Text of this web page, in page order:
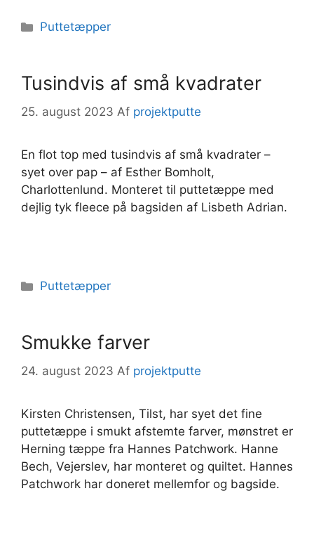
Kategorier
Puttetæpper
Tusindvis af små kvadrater
25. august 2023 Af projektputte
En flot top med tusindvis af små kvadrater –
syet over pap – af Esther Bomholt,
Charlottenlund. Monteret til puttetæppe med
dejlig tyk fleece på bagsiden af Lisbeth Adrian.
Kategorier
Puttetæpper
Smukke farver
24. august 2023 Af projektputte
Kirsten Christensen, Tilst, har syet det fine
puttetæppe i smukt afstemte farver, mønstret er
Herning tæppe fra Hannes Patchwork. Hanne
Bech, Vejerslev, har monteret og quiltet. Hannes
Patchwork har doneret mellemfor og bagside.